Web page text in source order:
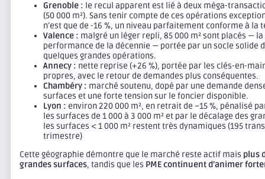
Grenoble : le recul apparent est lié à deux méga-
(50 000 m²). Sans tenir compte de ces opérations
n’est que de -16 %, un niveau parfaitement conforme à la
Valence : malgré un léger repli, 85 000 m² sont placés —
performance de la décennie — portée par un socle solide
quelques grandes opérations.
Annecy : nette reprise (+26 %), portée par les clés-en-
propres, avec le retour de demandes plus conséquentes.
Chambéry : marché soutenu, dopé par une demande
surfaces et une forte tension sur le foncier disponible.
Lyon : environ 220 000 m², en retrait de –15 %, pénalisé
les surfaces de 1 000 à 3 000 m² et par le décalage des
les surfaces < 1 000 m² restent très dynamiques (195
trimestre)
Cette géographie démontre que le marché reste actif mais plus
grandes surfaces, tandis que les PME continuent d’animer